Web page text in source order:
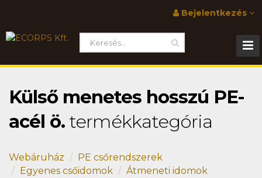
Bejelentkezés
Külső menetes hosszú PE-
acél ö. termékkategória
Webáruház
PE csőrendszerek
Egyenes csőidomok
Átmeneti idomok